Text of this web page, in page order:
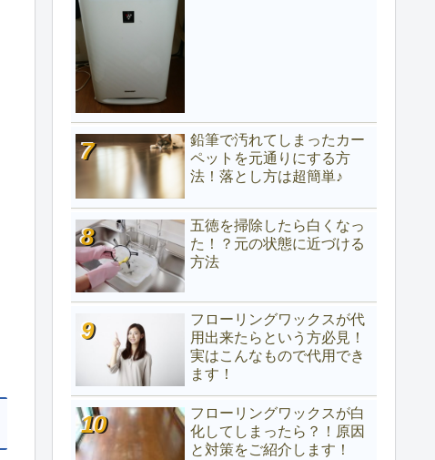
鉛筆で汚れてしまったカー
ペットを元通りにする方
法！落とし方は超簡単♪
五徳を掃除したら白くなっ
た！？元の状態に近づける
方法
フローリングワックスが代
用出来たらという方必見！
実はこんなもので代用でき
ます！
フローリングワックスが白
化してしまったら？！原因
と対策をご紹介します！